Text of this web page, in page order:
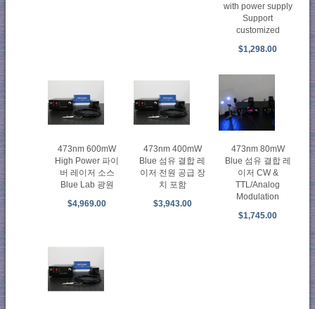
with power supply
Support
customized
$1,298.00
473nm 600mW
High Power 파이
버 레이저 소스
Blue Lab 광원
$4,969.00
473nm 400mW
Blue 섬유 결합 레
이저 전원 공급 장
치 포함
$3,943.00
473nm 80mW
Blue 섬유 결합 레
이저 CW &
TTL/Analog
Modulation
$1,745.00